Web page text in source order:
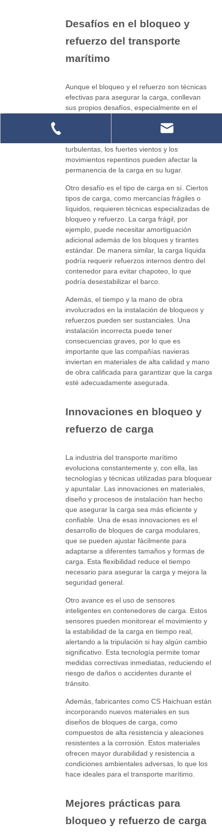
Desafíos en el bloqueo y
refuerzo del transporte
marítimo
Aunque el bloqueo y el refuerzo son técnicas
efectivas para asegurar la carga, conllevan
sus propios desafíos, especialmente en el
desafíos es hacer frente a las condiciones en
turbulentas, los fuertes vientos y los
movimientos repentinos pueden afectar la
permanencia de la carga en su lugar.
Otro desafío es el tipo de carga en sí. Ciertos
tipos de carga, como mercancías frágiles o
líquidos, requieren técnicas especializadas de
bloqueo y refuerzo. La carga frágil, por
ejemplo, puede necesitar amortiguación
adicional además de los bloques y tirantes
estándar. De manera similar, la carga líquida
podría requerir refuerzos internos dentro del
contenedor para evitar chapoteo, lo que
podría desestabilizar el barco.
Además, el tiempo y la mano de obra
involucrados en la instalación de bloqueos y
refuerzos pueden ser sustanciales. Una
instalación incorrecta puede tener
consecuencias graves, por lo que es
importante que las compañías navieras
inviertan en materiales de alta calidad y mano
de obra calificada para garantizar que la carga
esté adecuadamente asegurada.
Innovaciones en bloqueo y
refuerzo de carga
La industria del transporte marítimo
evoluciona constantemente y, con ella, las
tecnologías y técnicas utilizadas para bloquear
y apuntalar. Las innovaciones en materiales,
diseño y procesos de instalación han hecho
que asegurar la carga sea más eficiente y
confiable. Una de esas innovaciones es el
desarrollo de bloques de carga modulares,
que se pueden ajustar fácilmente para
adaptarse a diferentes tamaños y formas de
carga. Esta flexibilidad reduce el tiempo
necesario para asegurar la carga y mejora la
seguridad general.
Otro avance es el uso de sensores
inteligentes en contenedores de carga. Estos
sensores pueden monitorear el movimiento y
la estabilidad de la carga en tiempo real,
alertando a la tripulación si hay algún cambio
significativo. Esta tecnología permite tomar
medidas correctivas inmediatas, reduciendo el
riesgo de daños o accidentes durante el
tránsito.
Además, fabricantes como CS Haichuan están
incorporando nuevos materiales en sus
diseños de bloques de carga, como
compuestos de alta resistencia y aleaciones
resistentes a la corrosión. Estos materiales
ofrecen mayor durabilidad y resistencia a
condiciones ambientales adversas, lo que los
hace ideales para el transporte marítimo.
Mejores prácticas para
bloqueo y refuerzo de carga
+86-512-5266-2139